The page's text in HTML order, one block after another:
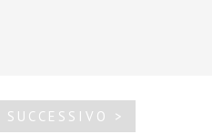
SUCCESSIVO >